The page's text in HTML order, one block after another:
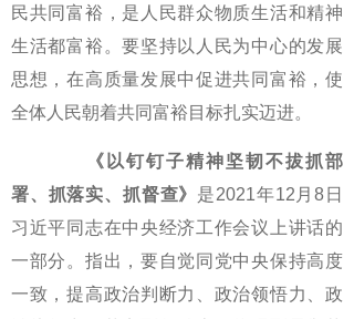
民共同富裕，是人民群众物质生活和精神
生活都富裕。要坚持以人民为中心的发展
思想，在高质量发展中促进共同富裕，使
全体人民朝着共同富裕目标扎实迈进。
《以钉钉子精神坚韧不拔抓部
署、抓落实、抓督查》 是2021年12月8日
习近平同志在中央经济工作会议上讲话的
一部分。指出，要自觉同党中央保持高度
一致，提高政治判断力、政治领悟力、政